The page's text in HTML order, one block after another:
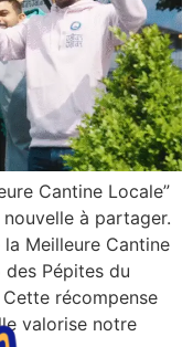
Cantine Locale”
à partager.
Meilleure Cantine
Pépites du
récompense
valorise notre